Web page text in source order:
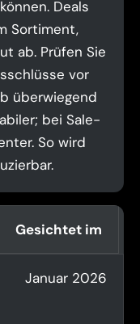
Deals
Sortiment,
ab. Prüfen Sie
vor
überwiegend
bei Sale-
So wird
Gesichtet im
Januar 2026